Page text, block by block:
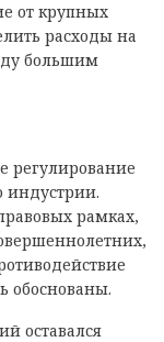
от крупных
расходы на
большим
регулирование
индустрии.
рамках,
обоснованы.
оставался